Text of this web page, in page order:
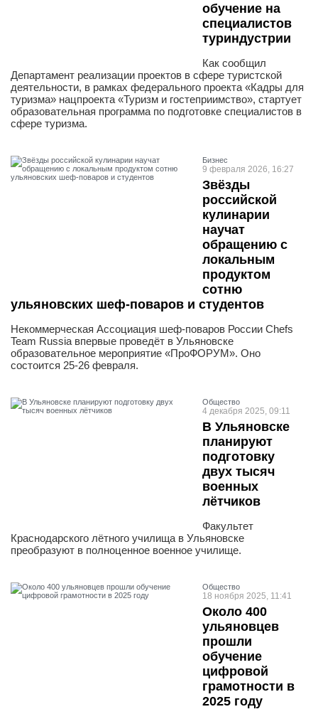
обучение на
специалистов
туриндустрии
Как сообщил
Департамент реализации проектов в сфере туристской
деятельности, в рамках федерального проекта «Кадры для
туризма» нацпроекта «Туризм и гостеприимство», стартует
образовательная программа по подготовке специалистов в
сфере туризма.
Бизнес
9 февраля 2026, 16:27
Звёзды
российской
кулинарии
научат
обращению с
локальным
продуктом
сотню
ульяновских шеф-поваров и студентов
Некоммерческая Ассоциация шеф-поваров России Chefs
Team Russia впервые проведёт в Ульяновске
образовательное мероприятие «ПроФОРУМ». Оно
состоится 25-26 февраля.
Общество
4 декабря 2025, 09:11
В Ульяновске
планируют
подготовку
двух тысяч
военных
лётчиков
Факультет
Краснодарского лётного училища в Ульяновске
преобразуют в полноценное военное училище.
Общество
18 ноября 2025, 11:41
Около 400
ульяновцев
прошли
обучение
цифровой
грамотности в
2025 году